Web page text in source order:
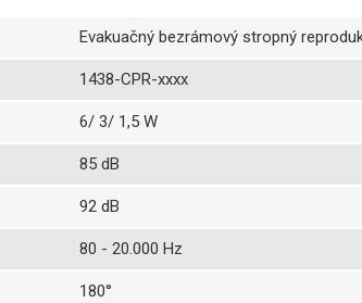
Evakuačný bezrámový stropný
1438-CPR-xxxx
6/ 3/ 1,5 W
85 dB
92 dB
80 - 20.000 Hz
180°